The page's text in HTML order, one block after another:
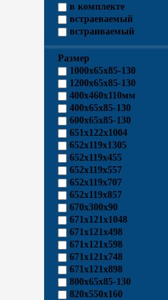
в комплекте
встраеваемый
встраиваемый
Размер
1000х65х85-130
1200х65х85-130
400x460x110мм
400х65х85-130
600х65х85-130
651х122х1004
652х119х1305
652х119х455
652х119х557
652х119х707
652х119х857
670х300х90
671х121х1048
671х121х498
671х121х598
671х121х748
671х121х898
800х65х85-130
820х550х160